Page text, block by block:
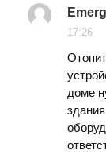
17:26
доме